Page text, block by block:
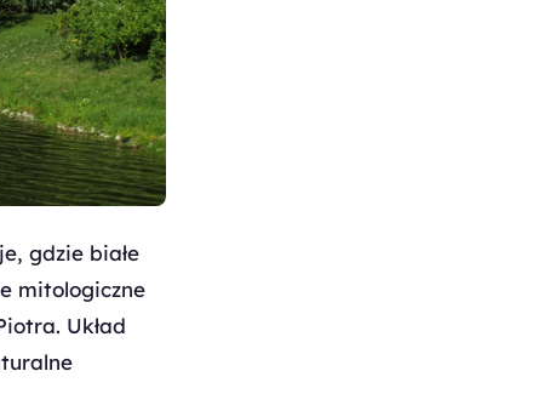
gdzie białe
mitologiczne
Układ